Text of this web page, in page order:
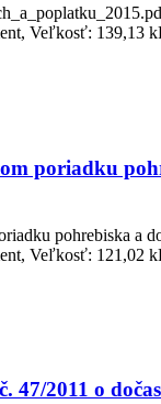
Veľkosť: 139,13
poriadku
pohrebiska a
Veľkosť: 121,02
47/2011 o